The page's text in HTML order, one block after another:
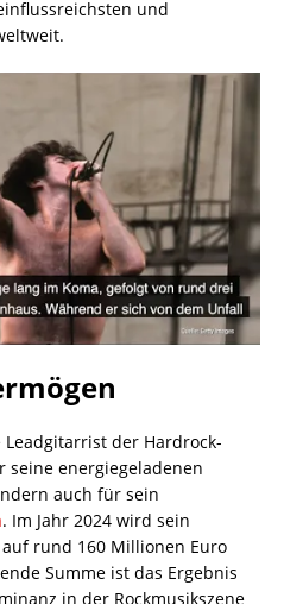
und
der Hardrock-
seine energiegeladenen
auch für sein
. Im Jahr 2024 wird sein
rund 160 Millionen Euro
Summe ist das Ergebnis
in der Rockmusikszene